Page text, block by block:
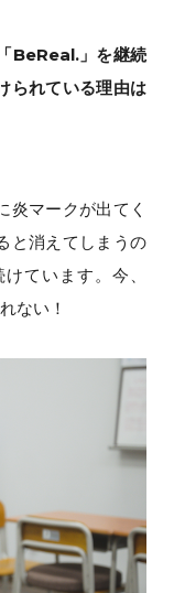
BeReal.」を継続
られている理由は
炎マークが出てく
と消えてしまうの
ています。今、
ない！